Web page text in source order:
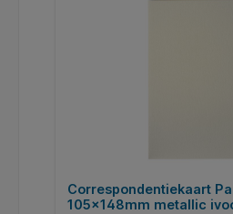
Correspondentiekaart
105x148mm metallic